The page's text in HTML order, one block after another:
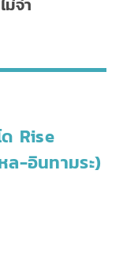
Rise
-อินทามระ)